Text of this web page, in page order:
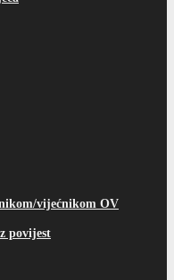
vijećnikom OV
povijest